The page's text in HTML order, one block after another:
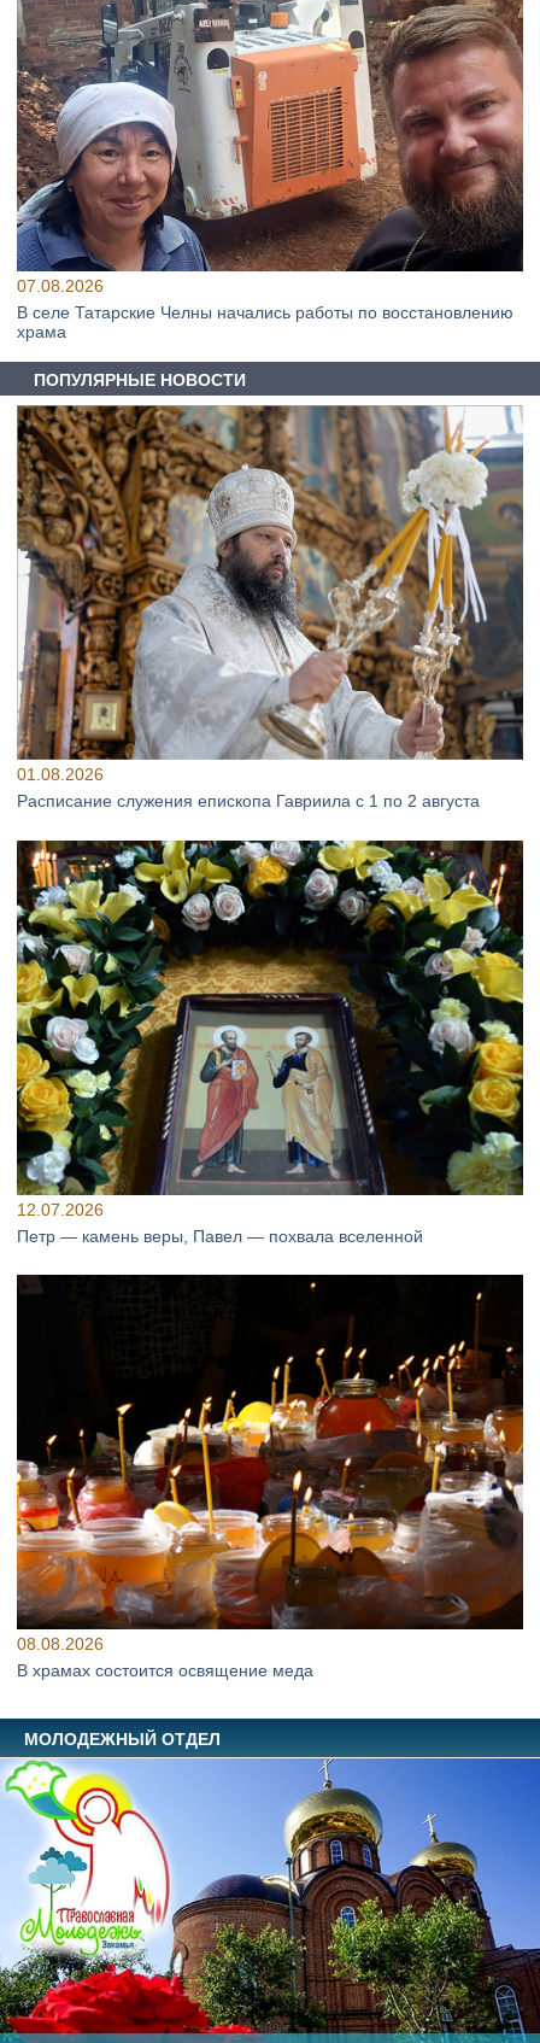
07.08.2026
В селе Татарские Челны начались работы по восстановлению
храма
ПОПУЛЯРНЫЕ НОВОСТИ
01.08.2026
Расписание служения епископа Гавриила с 1 по 2 августа
12.07.2026
Петр — камень веры, Павел — похвала вселенной
08.08.2026
В храмах состоится освящение меда
МОЛОДЕЖНЫЙ ОТДЕЛ